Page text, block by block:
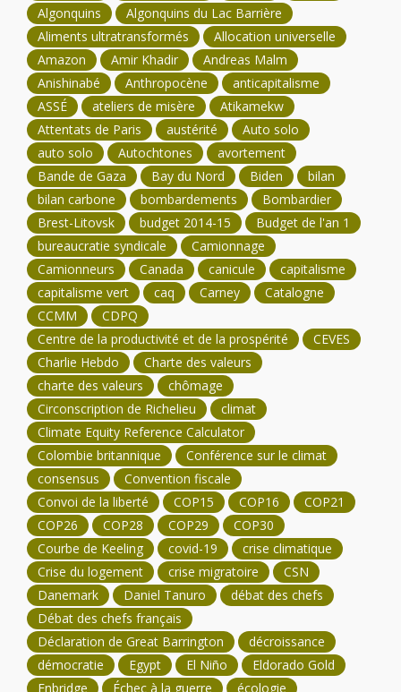
Algonquins
Algonquins du Lac Barrière
Aliments ultratransformés
Allocation universelle
Amazon
Amir Khadir
Andreas Malm
Anishinabé
Anthropocène
anticapitalisme
ASSÉ
ateliers de misère
Atikamekw
Attentats de Paris
austérité
Auto solo
auto solo
Autochtones
avortement
Bande de Gaza
Bay du Nord Biden
bilan
bilan carbone
bombardements
Bombardier
Brest-Litovsk
budget 2014-15
Budget de l'an 1
bureaucratie syndicale
Camionnage
Camionneurs
Canada canicule
capitalisme
capitalisme vert
caq Carney
Catalogne
CCMM
CDPQ
Centre de la productivité et de la prospérité
CEVES
Charlie Hebdo
Charte des valeurs
charte des valeurs
chômage
Circonscription de Richelieu
climat
Climate Equity Reference Calculator
Colombie britannique
Conférence sur le climat
consensus
Convention fiscale
Convoi de la liberté
COP15 COP16
COP21
COP26
COP28 COP29
COP30
Courbe de Keeling
covid-19
crise climatique
Crise du logement
crise migratoire
CSN
Danemark
Daniel Tanuro
débat des chefs
Débat des chefs français
Déclaration de Great Barrington
décroissance
démocratie
Egypt El Niño
Eldorado Gold
Enbridge
Échec à la guerre
écologie